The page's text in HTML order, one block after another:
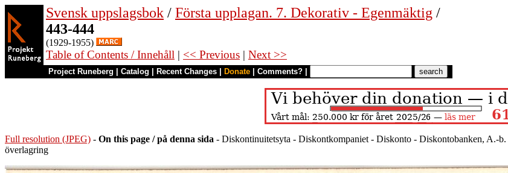
Svensk uppslagsbok / Första upplagan. 7. Dekorativ - Egenmäktig /
443-444
(1929-1955)
Table of Contents / Innehåll | << Previous | Next >>
Project Runeberg Catalog Recent Changes Donate Comments?
Full resolution (JPEG) - On this page / på denna sida - Diskontinuitetsyta - Diskontkompaniet - Diskonto - Diskontobanken,
överlagring